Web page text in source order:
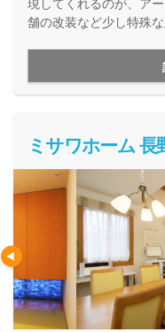
舗の改装など少し特殊
住まいのご提案をして
わらず地域密着でお家
も迅速に親身になって
ミサワホーム 長